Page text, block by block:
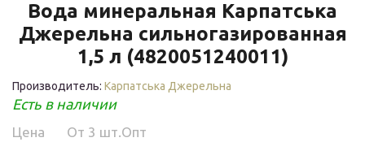
Вода минеральная Карпатська
Джерельна сильногазированная
1,5 л (4820051240011)
Производитель: Карпатська Джерельна
Есть в наличии
Цена Oт 3 шт. Опт